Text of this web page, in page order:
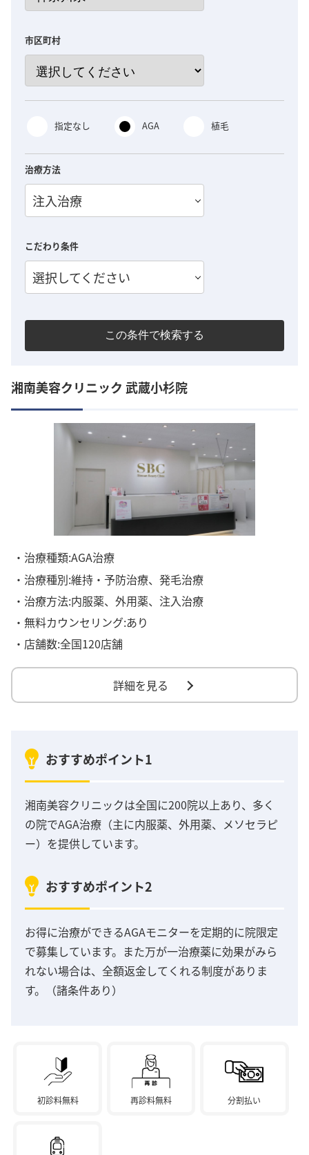
市区町村
指定なし AGA 植毛
治療方法
注入治療
こだわり条件
選択してください
この条件で検索する
湘南美容クリニック 武蔵小杉院
・治療種類:AGA治療
・治療種別:維持・予防治療、発毛治療
・治療方法:内服薬、外用薬、注入治療
・無料カウンセリング:あり
・店舗数:全国120店舗
詳細を見る
おすすめポイント1
湘南美容クリニックは全国に200院以上あり、多く
の院でAGA治療（主に内服薬、外用薬、メソセラピ
ー）を提供しています。
おすすめポイント2
お得に治療ができるAGAモニターを定期的に院限定
で募集しています。また万が一治療薬に効果がみら
れない場合は、全額返金してくれる制度がありま
す。（諸条件あり）
初診料無料 再診料無料 分割払い